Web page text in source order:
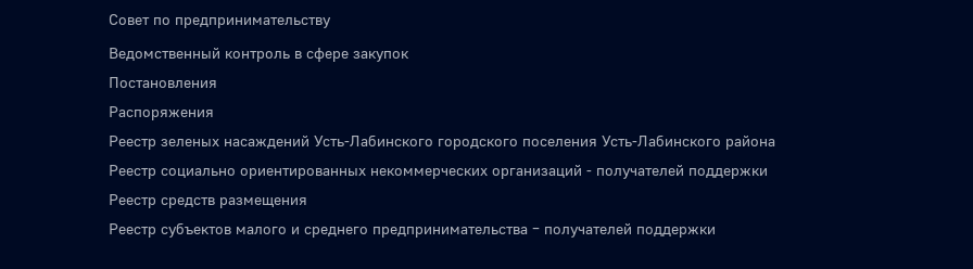
Совет по предпринимательству
Ведомственный контроль в сфере закупок
Постановления
Распоряжения
Реестр зеленых насаждений Усть-Лабинского городского поселения Усть-Лабинского района
Реестр социально ориентированных некоммерческих организаций - получателей поддержки
Реестр средств размещения
Реестр субъектов малого и среднего предпринимательства – получателей поддержки